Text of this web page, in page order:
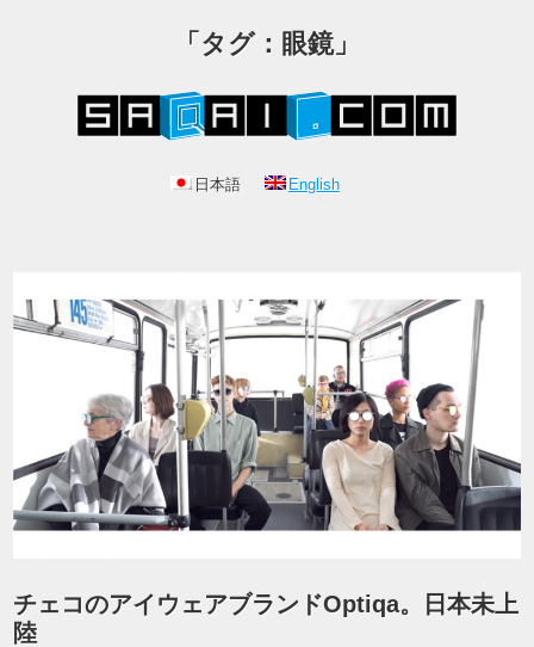
「タグ：眼鏡」
日本語 English
チェコのアイウェアブランドOptiqa。日本未上
陸